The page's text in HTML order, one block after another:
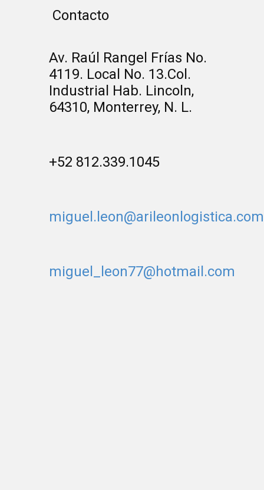
Contacto
Av. Raúl Rangel Frías No.
4119. Local No. 13.Col.
Industrial Hab. Lincoln,
64310, Monterrey, N. L.
+52 812.339.1045
miguel.leon@arileonlogistica.com
miguel_leon77@hotmail.com